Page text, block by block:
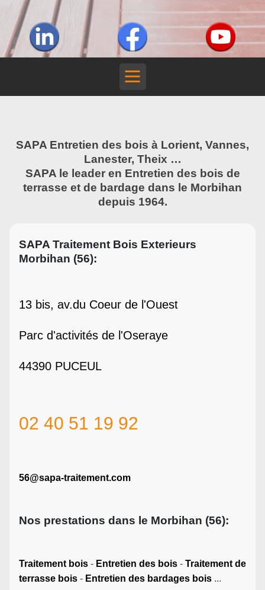
SAPA Entretien des bois à Lorient, Vannes,
Lanester, Theix …
SAPA le leader en Entretien des bois de
terrasse et de bardage dans le Morbihan
depuis 1964.
SAPA Traitement Bois Exterieurs
Morbihan (56):
13 bis, av.du Coeur de l'Ouest
Parc d'activités de l'Oseraye
44390 PUCEUL
02 40 51 19 92
56@sapa-traitement.com
Nos prestations dans le Morbihan (56):
Traitement bois - Entretien des bois - Traitement de
terrasse bois - Entretien des bardages bois ...